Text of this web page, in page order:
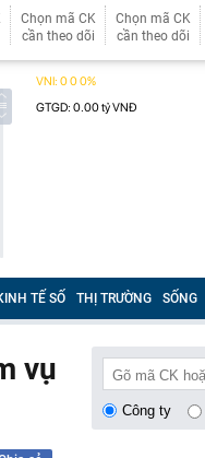
Chọn mã CK
cần theo dõi
Chọn mã CK
cần theo dõi
TẾ SỐ THỊ TRƯỜNG SỐNG
vụ
Công ty